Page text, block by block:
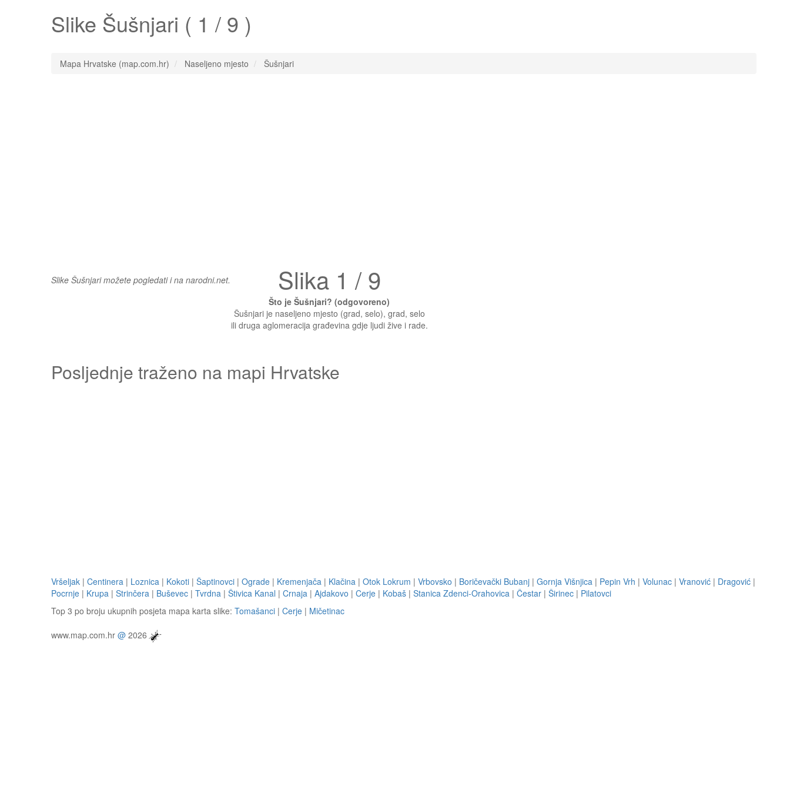
Slike Šušnjari ( 1 / 9 )
Mapa Hrvatske (map.com.hr) Naseljeno mjesto Šušnjari
Slike Šušnjari možete pogledati i na narodni.net. Slika 1 / 9
Što je Šušnjari? (odgovoreno)
Šušnjari je naseljeno mjesto (grad, selo), grad, selo
ili druga aglomeracija građevina gdje ljudi žive i rade.
Posljednje traženo na mapi Hrvatske
Vršeljak | Centinera | Loznica | Kokoti | Šaptinovci | Ograde | Kremenjača | Klačina | Otok Lokrum | Vrbovsko | Boričevački Bubanj | Gornja Višnjica | Pepin Vrh | Volunac | Vranović | Dragović |
Pocrnje | Krupa | Strinčera | Buševec | Tvrdna | Štivica Kanal | Crnaja | Ajdakovo | Cerje | Kobaš | Stanica Zdenci-Orahovica | Čestar | Širinec | Pilatovci
Top 3 po broju ukupnih posjeta mapa karta slike: Tomašanci | Cerje | Mičetinac
www.map.com.hr @ 2026